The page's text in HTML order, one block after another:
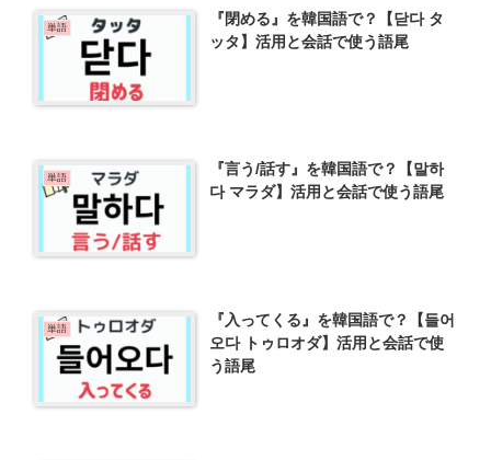
単語
『閉める』を韓国語で？【닫다 タ
ッタ】活用と会話で使う語尾
単語
『言う/話す』を韓国語で？【말하
다 マラダ】活用と会話で使う語尾
単語
『入ってくる』を韓国語で？【들어
오다 トゥロオダ】活用と会話で使
う語尾